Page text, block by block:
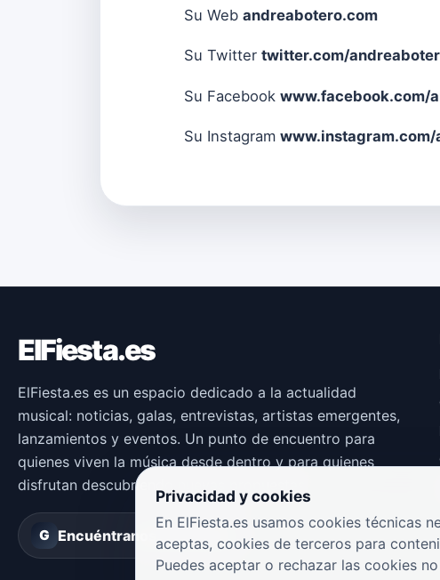
Su Web andreabotero.com
Su Twitter twitter.com/
Su Facebook www.facebook.com/
Su Instagram
ElFiesta.es
ElFiesta.es es un espacio dedicado a la actualidad
musical: noticias, galas, entrevistas, artistas emergentes,
lanzamientos y eventos. Un punto de encuentro para
quienes viven la música desde dentro y para quienes
disfrutan descubriendo nuevas propuestas.
G Encuéntranos en Groover
Privacidad y cookies
En ElFiesta.es usamos cookies técnicas
aceptas, cookies de terceros para
Puedes aceptar o rechazar las cookies